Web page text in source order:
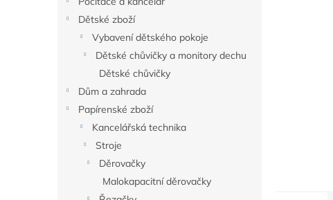
Dětské zboží
Vybavení dětského pokoje
Dětské chůvičky a monitory dechu
Dětské chůvičky
Dům a zahrada
Papírenské zboží
Kancelářská technika
Stroje
Děrovačky
Malokapacitní děrovačky